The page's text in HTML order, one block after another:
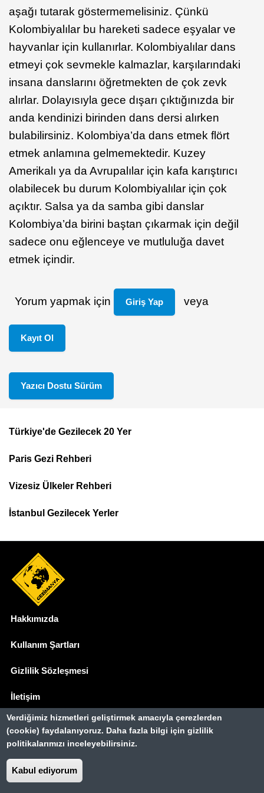
aşağı tutarak göstermemelisiniz. Çünkü
Kolombiyalılar bu hareketi sadece eşyalar ve
hayvanlar için kullanırlar. Kolombiyalılar dans
etmeyi çok sevmekle kalmazlar, karşılarındaki
insana danslarını öğretmekten de çok zevk
alırlar. Dolayısıyla gece dışarı çıktığınızda bir
anda kendinizi birinden dans dersi alırken
bulabilirsiniz. Kolombiya’da dans etmek flört
etmek anlamına gelmemektedir. Kuzey
Amerikalı ya da Avrupalılar için kafa karıştırıcı
olabilecek bu durum Kolombiyalılar için çok
açıktır. Salsa ya da samba gibi danslar
Kolombiya’da birini baştan çıkarmak için değil
sadece onu eğlenceye ve mutluluğa davet
etmek içindir.
Yorum yapmak için Giriş Yap veya
Kayıt Ol
Yazıcı Dostu Sürüm
Top
Menu
Türkiye'de Gezilecek 20 Yer
Paris Gezi Rehberi
Vizesiz Ülkeler Rehberi
İstanbul Gezilecek Yerler
Hakkımızda
Kullanım Şartları
Gizlilik Sözleşmesi
İletişim
Basında Biz
Gezimanya Turizm, TÜRSAB'a kayıtlı bir
Verdiğimiz hizmetleri geliştirmek amacıyla çerezlerden
(cookie) faydalanıyoruz. Daha fazla bilgi için gizlilik
politikalarımızı inceleyebilirsiniz.
Kabul ediyorum